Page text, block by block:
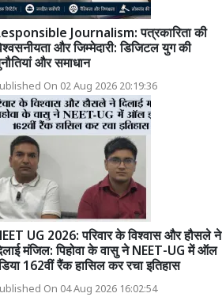
Journalism: पत्रकारिता की
और जिम्मेदारी: डिजिटल युग की
और समाधान
On 02 Aug 2026 20:19:36
UG 2026: परिवार के विश्वास और हौसले ने
मंजिल: पिहोवा के वासु ने NEET-UG में ऑल
162वीं रैंक हासिल कर रचा इतिहास
On 04 Aug 2026 16:02:54